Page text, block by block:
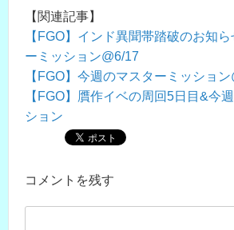
【関連記事】
【FGO】インド異聞帯踏破のお知
ーミッション@6/17
【FGO】今週のマスターミッショ
【FGO】贋作イベの周回5日目&今
ション
コメントを残す